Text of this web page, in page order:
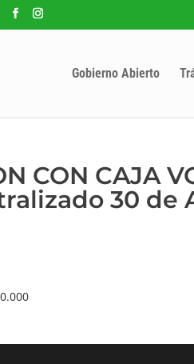
Gobierno Abierto
CON CAJA
30 de